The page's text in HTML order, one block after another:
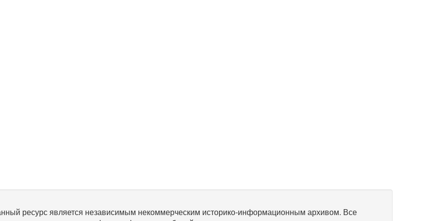
ресурс является независимым некоммерческим историко-информационным архивом. Все